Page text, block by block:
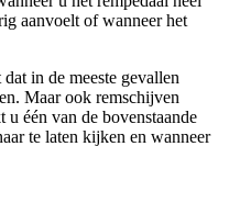
aanvoelt of wanneer het
in de meeste gevallen
Maar ook remschijven
één van de bovenstaande
te laten kijken en wanneer